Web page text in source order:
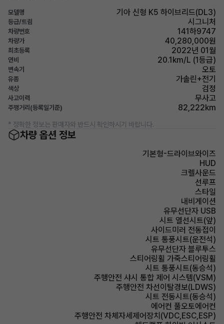
모델명 기아 신형 K5 하이브리드(DL3)
등급/트림 시그니처
차량번호 141하9747
차량가 40,280,000원
최초등록 2022년 01월
연비 20.1km/L (1등급)
변속기 오토
유종 가솔린+전기
색상 검정
사고이력 무사고
주행거리(등록일기준) 82,222km
* 정확한 정보는 판매자와 반드시 확인하시기 바랍니다.
차량 옵션 정보
기본형-드라이브와이즈
HUD
크렐사운드
선루프
스타일
내비게이션
유무선단자 USB
시트 열선시트(앞)
사이드미러 전동접이
시트 통풍시트(운전석)
유무선단자 블루투스
스티어링휠 가죽스티어링휠
시트 통풍시트(동승석)
주행안전 샤시 통합 제어 시스템(VSM)
주행안전 차선이탈경보(LDWS)
시트 전동시트(동승석)
에어컨 풀오토에어컨
주행안전 차체자세제어장치(VDC,ESC,ESP)